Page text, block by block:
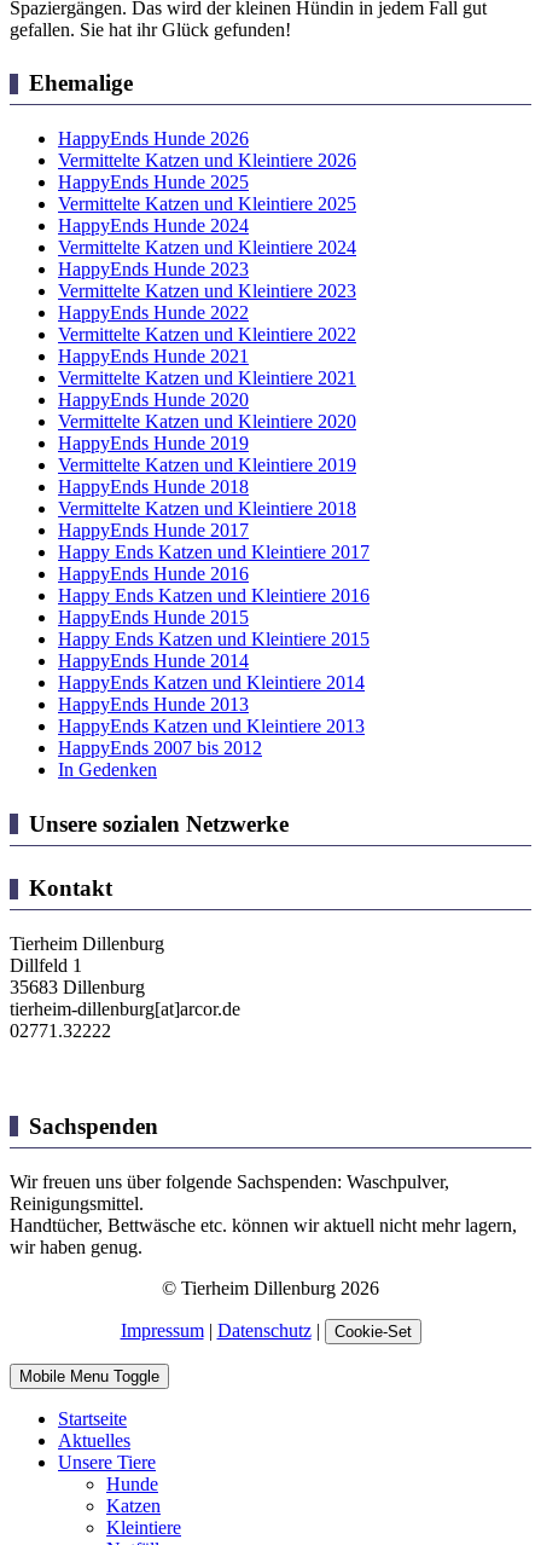
Spaziergängen. Das wird der kleinen Hündin in jedem Fall gut
gefallen. Sie hat ihr Glück gefunden!
Ehemalige
HappyEnds Hunde 2026
Vermittelte Katzen und Kleintiere 2026
HappyEnds Hunde 2025
Vermittelte Katzen und Kleintiere 2025
HappyEnds Hunde 2024
Vermittelte Katzen und Kleintiere 2024
HappyEnds Hunde 2023
Vermittelte Katzen und Kleintiere 2023
HappyEnds Hunde 2022
Vermittelte Katzen und Kleintiere 2022
HappyEnds Hunde 2021
Vermittelte Katzen und Kleintiere 2021
HappyEnds Hunde 2020
Vermittelte Katzen und Kleintiere 2020
HappyEnds Hunde 2019
Vermittelte Katzen und Kleintiere 2019
HappyEnds Hunde 2018
Vermittelte Katzen und Kleintiere 2018
HappyEnds Hunde 2017
Happy Ends Katzen und Kleintiere 2017
HappyEnds Hunde 2016
Happy Ends Katzen und Kleintiere 2016
HappyEnds Hunde 2015
Happy Ends Katzen und Kleintiere 2015
HappyEnds Hunde 2014
HappyEnds Katzen und Kleintiere 2014
HappyEnds Hunde 2013
HappyEnds Katzen und Kleintiere 2013
HappyEnds 2007 bis 2012
In Gedenken
Unsere sozialen Netzwerke
Kontakt
Tierheim Dillenburg
Dillfeld 1
35683 Dillenburg
tierheim-dillenburg[at]arcor.de
02771.32222
Sachspenden
Wir freuen uns über folgende Sachspenden: Waschpulver,
Reinigungsmittel.
Handtücher, Bettwäsche etc. können wir aktuell nicht mehr lagern,
wir haben genug.
© Tierheim Dillenburg 2026
Impressum| Datenschutz| Cookie-Set
Mobile Menu Toggle
Startseite
Aktuelles
Unsere Tiere
Hunde
Katzen
Kleintiere